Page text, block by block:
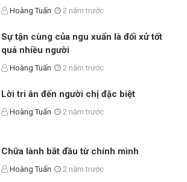
Hoàng Tuấn 2 năm trước
Sự tận cùng của ngu xuẩn là đối xử tốt
quá nhiều người
Hoàng Tuấn 2 năm trước
Lời tri ân đến người chị đặc biệt
Hoàng Tuấn 2 năm trước
Chữa lành bắt đầu từ chính mình
Hoàng Tuấn 2 năm trước